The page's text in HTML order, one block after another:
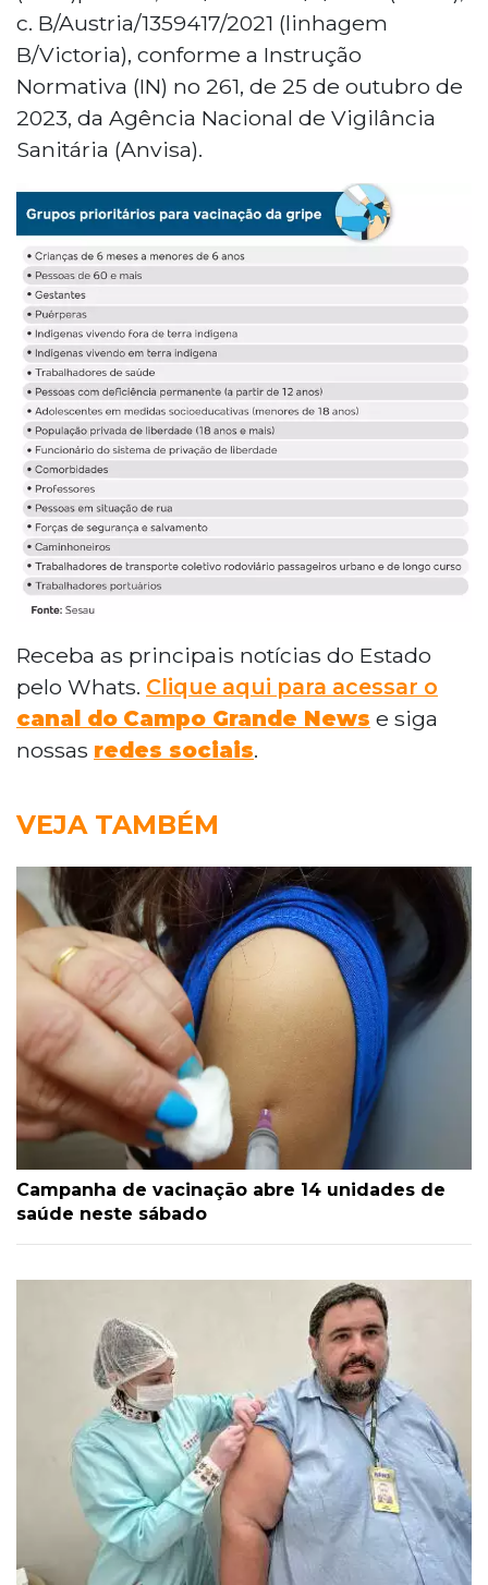
c. B/Austria/1359417/2021 (linhagem
B/Victoria), conforme a Instrução
Normativa (IN) no 261, de 25 de outubro de
2023, da Agência Nacional de Vigilância
Sanitária (Anvisa).
Receba as principais notícias do Estado
pelo Whats. Clique aqui para acessar o
canal do Campo Grande News e siga
nossas redes sociais.
VEJA TAMBÉM
Campanha de vacinação abre 14 unidades de
saúde neste sábado